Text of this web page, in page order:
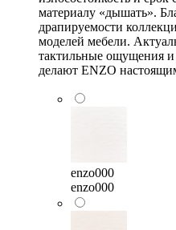
материалу «дышать».
драпируемости
моделей мебели.
тактильные ощущения и
делают ENZO
enzo000
enzo000